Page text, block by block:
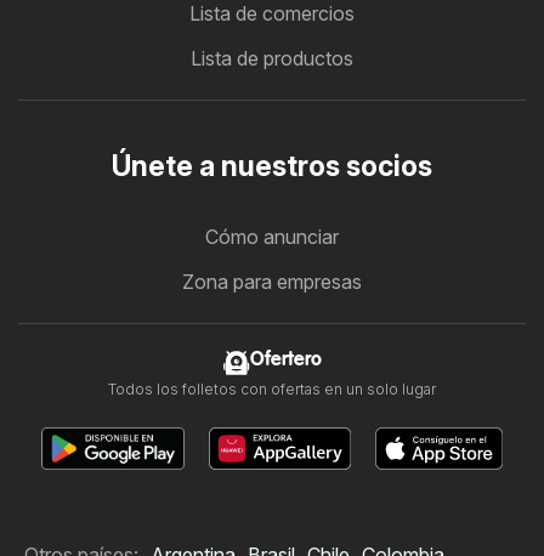
Lista de comercios
Lista de productos
Únete a nuestros socios
Cómo anunciar
Zona para empresas
Ofertero
Todos los folletos con ofertas en un solo lugar